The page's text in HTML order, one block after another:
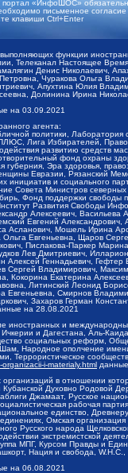
портал «ИнфоШОС»
письменное
клавиши Ctrl+Enter
функции
Телеканал Настоящее
Денис Николаевич,
Чуракова Ольга
Апухтина Юлия
Долинина Ирина
на 03.09.2021
агента:
политики,
Лига Избирателей,
развитию средств
фонд охраны
губерния, Эра здоровья,
Евразии, Рязанский
инициатив и социального
Министров северных
Фонд поддержки
Развития Свободы
Алексеевич,
Евгений
Асланович, Мошель Ирина
Евгеньевна, Щаров
Пислакова-Паркер
Лев Дмитриевич,
Геннадьевич,
Владимирович,
Кокорина Екатерина
Литинский Леонид
Евгеньевна, Смирнов
Захаров Герман
на 28.08.2021
и
и Дагестана, Аль-
социальных реформ,
Народное ополчение
Террористическое
i-materialy.html
в отношении
Духовно Родовой
Джамаат, Русское
рабочая
единство,
Омская
Русского народа
экстремистской
МПГ, Курсом Правды и
Нация и свобода,
на 06.08.2021